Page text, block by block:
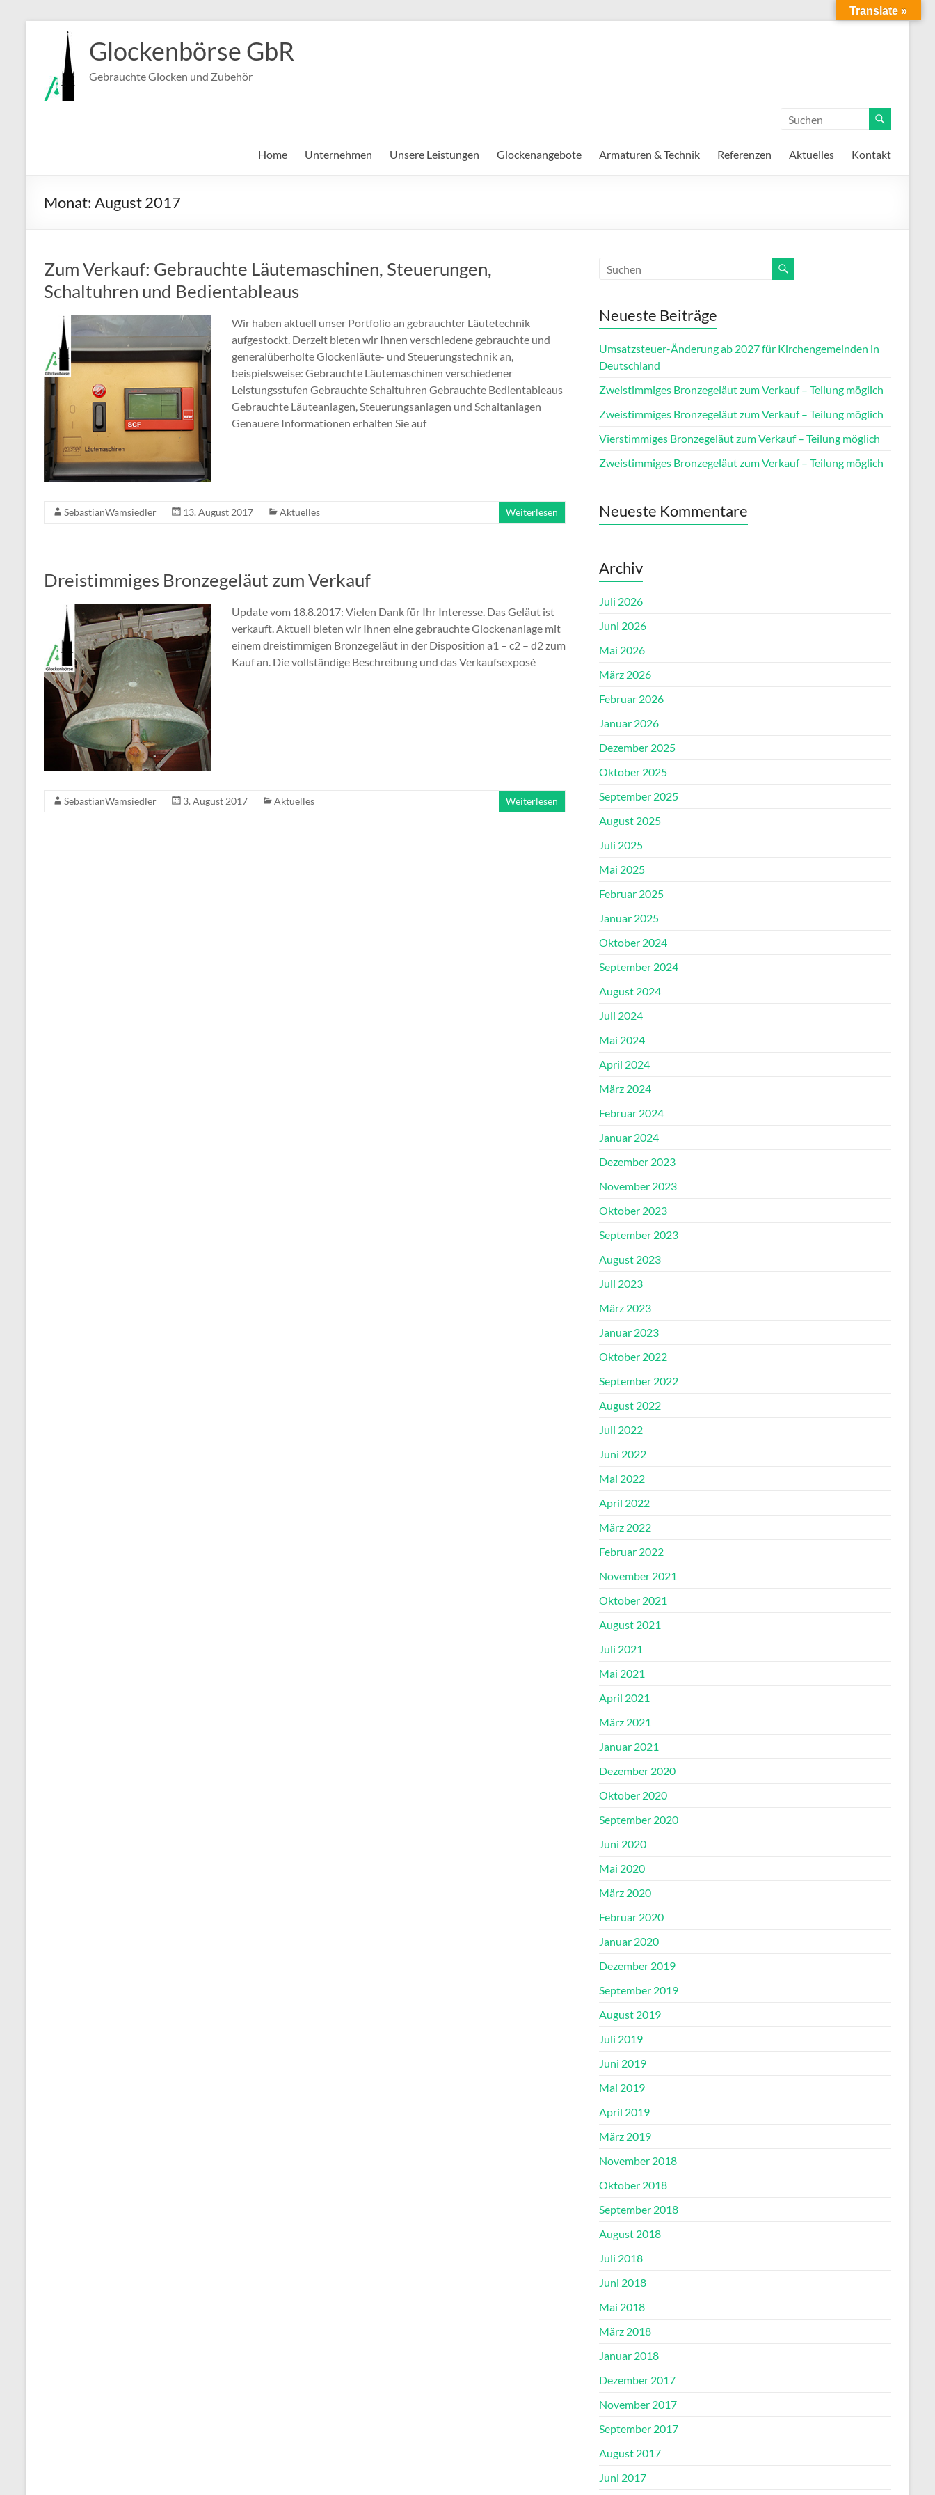
springen
Glockenbörse GbR
Gebrauchte Glocken und Zubehör
Home Unternehmen Unsere Leistungen Glockenangebote Armaturen & Technik Referenzen Aktuelles Kontakt
Monat: August 2017
Zum Verkauf: Gebrauchte Läutemaschinen, Steuerungen,
Schaltuhren und Bedientableaus
Wir haben aktuell unser Portfolio an gebrauchter Läutetechnik
aufgestockt. Derzeit bieten wir Ihnen verschiedene gebrauchte und
generalüberholte Glockenläute- und Steuerungstechnik an,
beispielsweise: Gebrauchte Läutemaschinen verschiedener
Leistungsstufen Gebrauchte Schaltuhren Gebrauchte Bedientableaus
Gebrauchte Läuteanlagen, Steuerungsanlagen und Schaltanlagen
Genauere Informationen erhalten Sie auf
SebastianWamsiedler 13. August 2017 Aktuelles Weiterlesen
Dreistimmiges Bronzegeläut zum Verkauf
Update vom 18.8.2017: Vielen Dank für Ihr Interesse. Das Geläut ist
verkauft. Aktuell bieten wir Ihnen eine gebrauchte Glockenanlage mit
einem dreistimmigen Bronzegeläut in der Disposition a1 – c2 – d2 zum
Kauf an. Die vollständige Beschreibung und das Verkaufsexposé
SebastianWamsiedler 3. August 2017 Aktuelles Weiterlesen
Neueste Beiträge
Umsatzsteuer-Änderung ab 2027 für Kirchengemeinden in
Deutschland
Zweistimmiges Bronzegeläut zum Verkauf – Teilung möglich
Zweistimmiges Bronzegeläut zum Verkauf – Teilung möglich
Vierstimmiges Bronzegeläut zum Verkauf – Teilung möglich
Zweistimmiges Bronzegeläut zum Verkauf – Teilung möglich
Neueste Kommentare
Archiv
Juli 2026
Juni 2026
Mai 2026
März 2026
Februar 2026
Januar 2026
Dezember 2025
Oktober 2025
September 2025
August 2025
Juli 2025
Mai 2025
Februar 2025
Januar 2025
Oktober 2024
September 2024
August 2024
Juli 2024
Mai 2024
April 2024
März 2024
Februar 2024
Januar 2024
Dezember 2023
November 2023
Oktober 2023
September 2023
August 2023
Juli 2023
März 2023
Januar 2023
Oktober 2022
September 2022
August 2022
Juli 2022
Juni 2022
Mai 2022
April 2022
März 2022
Februar 2022
November 2021
Oktober 2021
August 2021
Juli 2021
Mai 2021
April 2021
März 2021
Januar 2021
Dezember 2020
Oktober 2020
September 2020
Juni 2020
Mai 2020
März 2020
Februar 2020
Januar 2020
Dezember 2019
September 2019
August 2019
Juli 2019
Juni 2019
Mai 2019
April 2019
März 2019
November 2018
Oktober 2018
September 2018
August 2018
Juli 2018
Juni 2018
Mai 2018
März 2018
Januar 2018
Dezember 2017
November 2017
September 2017
August 2017
Juni 2017
Translate »